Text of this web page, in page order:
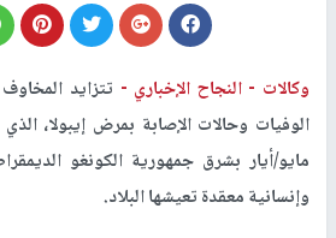
وكالات -النجاح الإخباري - تتزايد
الوفيات وحالات الإصابة بمرض إيبولا،
مايو/أيار بشرق جمهورية الكونغو
وإنسانية معقدة تعيشها البلاد.